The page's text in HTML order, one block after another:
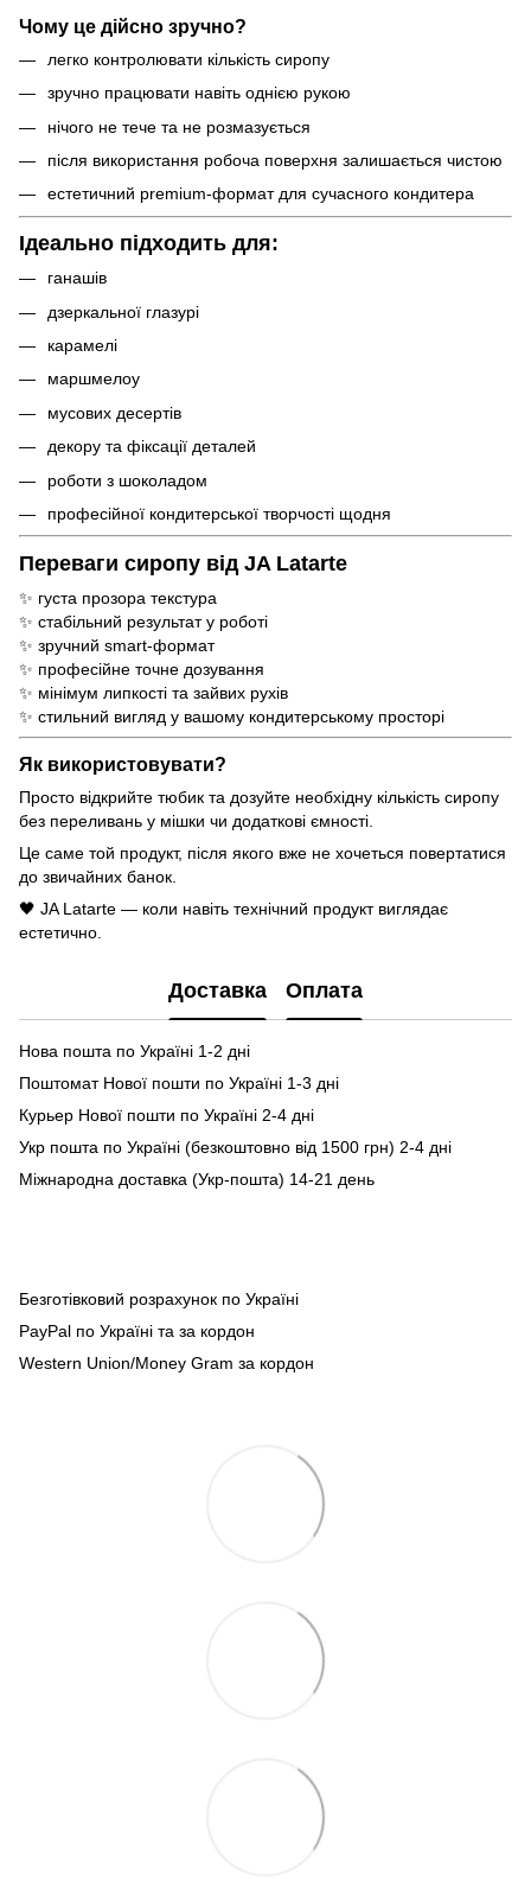
Чому це дійсно зручно?
легко контролювати кількість сиропу
зручно працювати навіть однією рукою
нічого не тече та не розмазується
після використання робоча поверхня залишається чистою
естетичний premium-формат для сучасного кондитера
Ідеально підходить для:
ганашів
дзеркальної глазурі
карамелі
маршмелоу
мусових десертів
декору та фіксації деталей
роботи з шоколадом
професійної кондитерської творчості щодня
Переваги сиропу від JA Latarte
✨ густа прозора текстура
✨ стабільний результат у роботі
✨ зручний smart-формат
✨ професійне точне дозування
✨ мінімум липкості та зайвих рухів
✨ стильний вигляд у вашому кондитерському просторі
Як використовувати?
Просто відкрийте тюбик та дозуйте необхідну кількість сиропу
без переливань у мішки чи додаткові ємності.
Це саме той продукт, після якого вже не хочеться повертатися
до звичайних банок.
🖤 JA Latarte — коли навіть технічний продукт виглядає
естетично.
Доставка Оплата
Нова пошта по Україні 1-2 дні
Поштомат Нової пошти по Україні 1-3 дні
Курьер Нової пошти по Україні 2-4 дні
Укр пошта по Україні (безкоштовно від 1500 грн) 2-4 дні
Міжнародна доставка (Укр-пошта) 14-21 день
Безготівковий розрахунок по Україні
PayPal по Україні та за кордон
Western Union/Money Gram за кордон